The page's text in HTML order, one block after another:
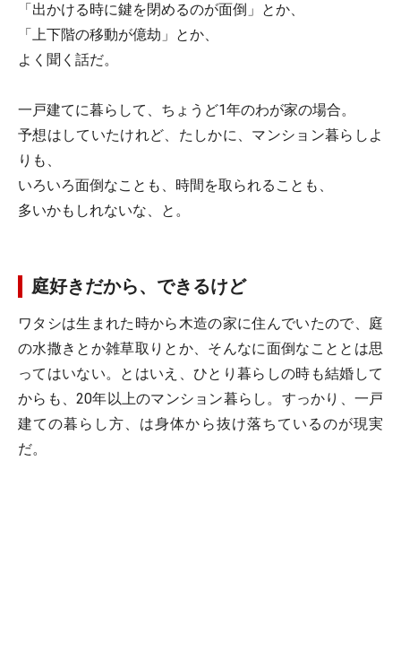
「出かける時に鍵を閉めるのが面倒」とか、
「上下階の移動が億劫」とか、
よく聞く話だ。
一戸建てに暮らして、ちょうど1年のわが家の場合。
予想はしていたけれど、たしかに、マンション暮らしよ
りも、
いろいろ面倒なことも、時間を取られることも、
多いかもしれないな、と。
庭好きだから、できるけど
ワタシは生まれた時から木造の家に住んでいたので、庭
の水撒きとか雑草取りとか、そんなに面倒なこととは思
ってはいない。とはいえ、ひとり暮らしの時も結婚して
からも、20年以上のマンション暮らし。すっかり、一戸
建ての暮らし方、は身体から抜け落ちているのが現実
だ。